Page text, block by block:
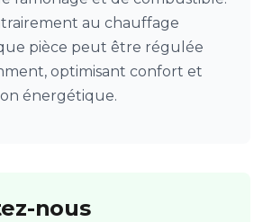
au chauffage
pièce peut être régulée
optimisant confort et
énergétique.
nous